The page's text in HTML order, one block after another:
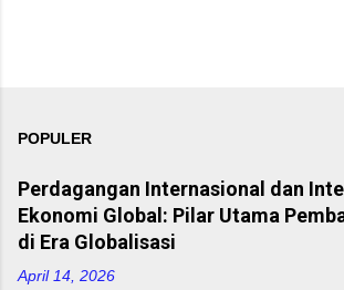
POPULER
Perdagangan Internasional dan
Ekonomi Global: Pilar Utama
di Era Globalisasi
April 14, 2026